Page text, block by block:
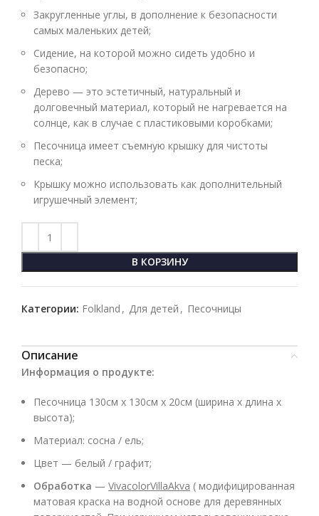
Закругленные углы, в дополнение к безопасности
самых маленьких детей;
Сидение, на которой можно сидеть удобно и
безопасно;
Дерево — это эстетичный, натуральный и
долговечный материал, который не нагревается на
солнце, как в случае с пластиковыми коробками;
Песочница имеет съемную крышку для чистоты
песка;
Крышку можно использовать как дополнительный
игрушечный элемент;
В КОРЗИНУ
Категории: Folkland , Для детей , Песочницы
Описание
Информация о продукте:
Песочница 130см x 130см x 20см (ширина х длина х
высота);
Материал: сосна / ель;
Цвет — белый / графит;
Обработка — VivacolorVillaAkva ( модифицированная
матовая краска на водной основе для деревянных